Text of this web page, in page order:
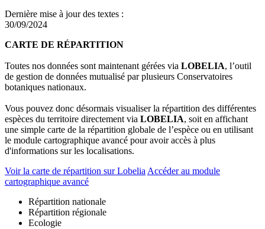
Dernière mise à jour des textes :
30/09/2024
CARTE DE RÉPARTITION
Toutes nos données sont maintenant gérées via LOBELIA, l’outil
de gestion de données mutualisé par plusieurs Conservatoires
botaniques nationaux.
Vous pouvez donc désormais visualiser la répartition des différentes
espèces du territoire directement via LOBELIA, soit en affichant
une simple carte de la répartition globale de l’espèce ou en utilisant
le module cartographique avancé pour avoir accès à plus
d'informations sur les localisations.
Voir la carte de répartition sur Lobelia Accéder au module
cartographique avancé
Répartition nationale
Répartition régionale
Ecologie